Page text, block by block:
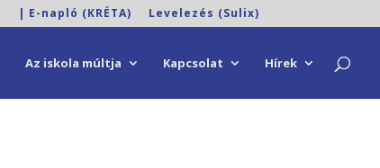
| E-napló (KRÉTA) Levelezés (Sulix)
Az iskola múltja Kapcsolat Hírek